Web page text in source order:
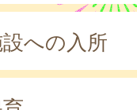
への入所